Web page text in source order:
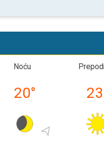
Noću
20° 23